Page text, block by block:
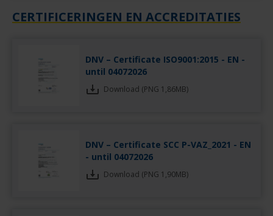
CERTIFICERINGEN EN ACCREDITATIES
DNV – Certificate ISO9001:2015 - EN -
until 04072026
Download (PNG 1,86MB)
DNV – Certificate SCC P-VAZ_2021 - EN
- until 04072026
Download (PNG 1,90MB)